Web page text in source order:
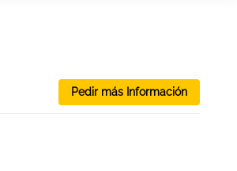
Pedir más Información